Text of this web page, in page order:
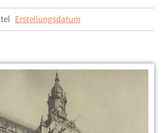
Erstellungsdatum